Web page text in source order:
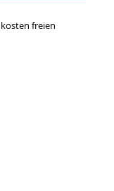
freien